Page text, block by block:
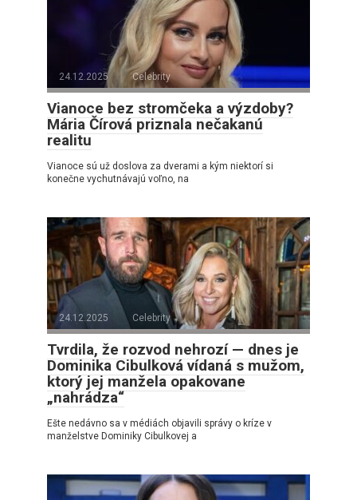
24.12.2025 Celebrity
Vianoce bez stromčeka a výzdoby?
Mária Čírová priznala nečakanú
realitu
Vianoce sú už doslova za dverami a kým niektorí si
konečne vychutnávajú voľno, na
24.12.2025 Celebrity
Tvrdila, že rozvod nehrozí — dnes je
Dominika Cibulková vídaná s mužom,
ktorý jej manžela opakovane
„nahrádza“
Ešte nedávno sa v médiách objavili správy o kríze v
manželstve Dominiky Cibulkovej a